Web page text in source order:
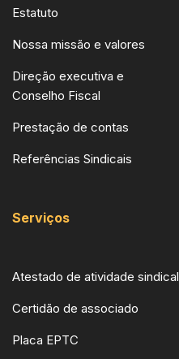
Estatuto
Nossa missão e valores
Direção executiva e
Conselho Fiscal
Prestação de contas
Referências Sindicais
Serviços
Atestado de atividade sindical
Certidão de associado
Placa EPTC